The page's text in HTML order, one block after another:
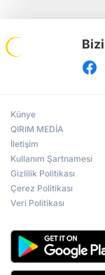
Künye
QIRIM MEDİA
İletişim
Kullanım Şartnamesi
Gizlilik Politikası
Çerez Politikası
Veri Politikası